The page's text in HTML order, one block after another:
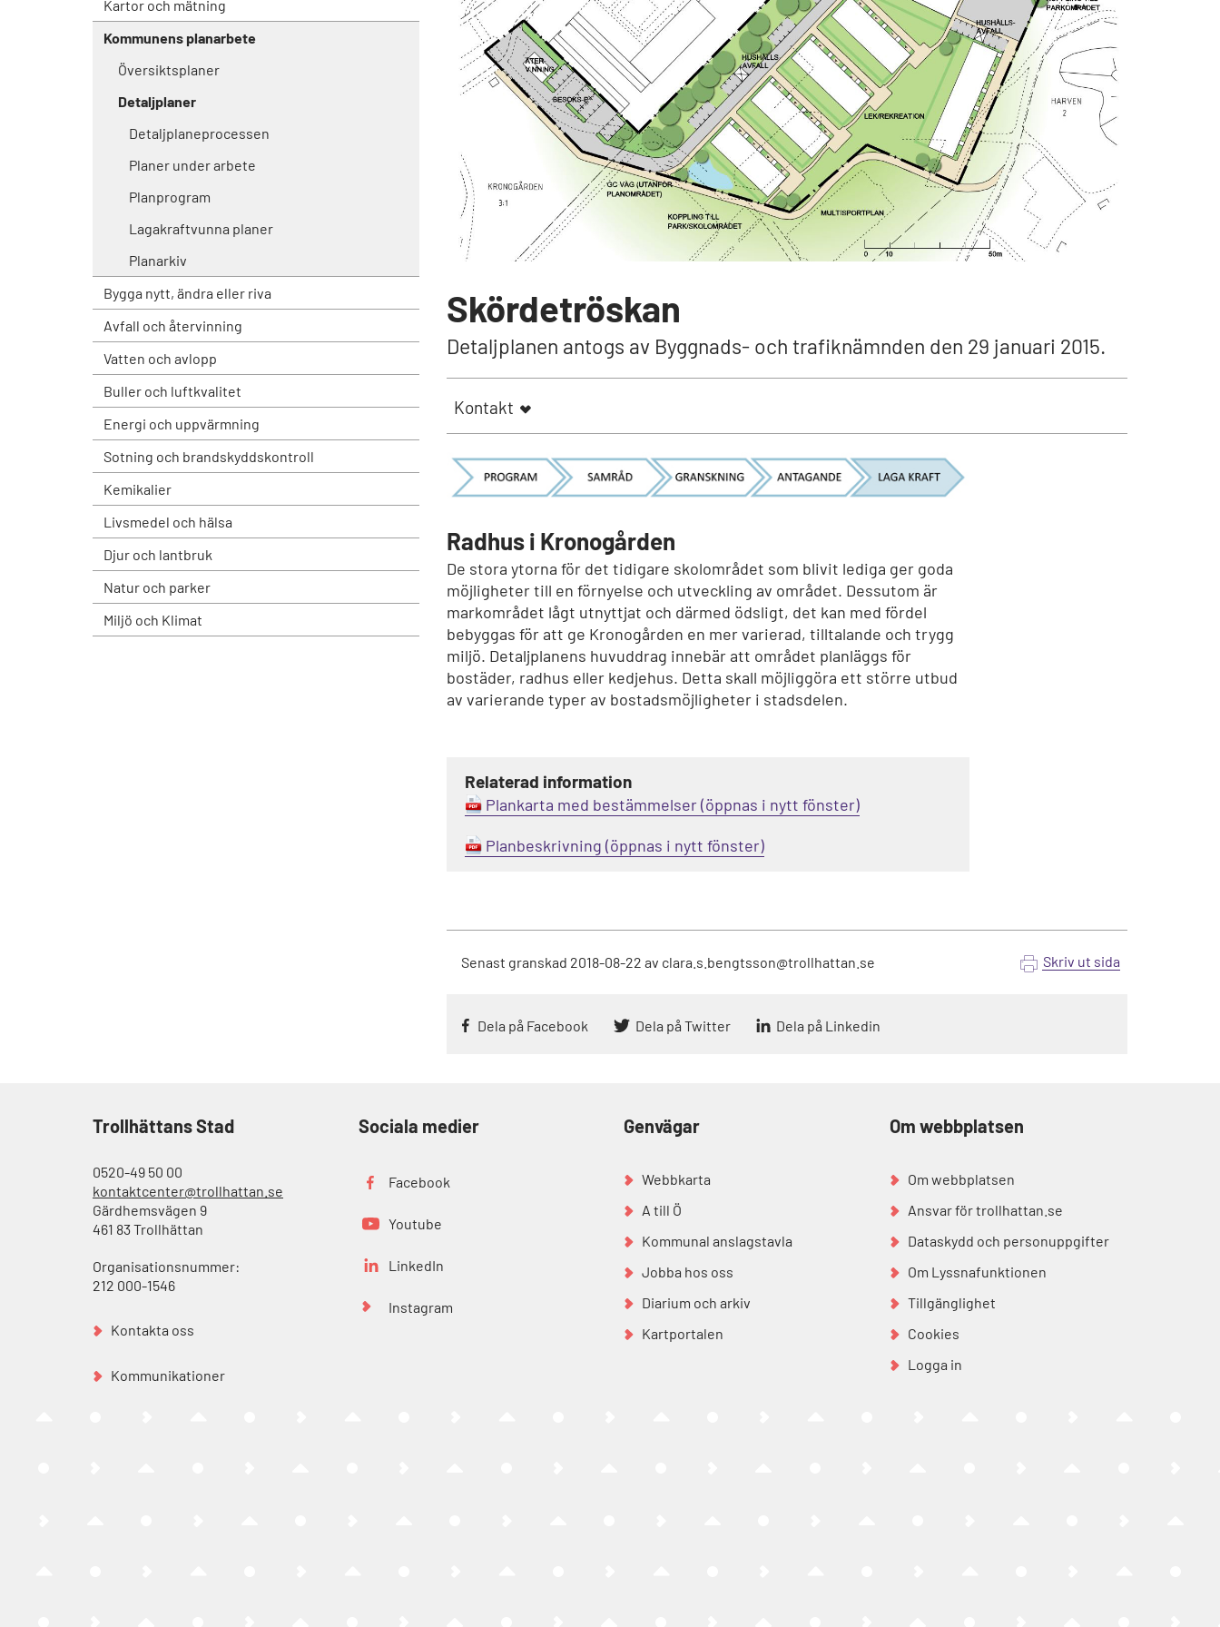
Kartor och mätning
Kommunens planarbete
Översiktsplaner
Detaljplaner
Detaljplaneprocessen
Planer under arbete
Planprogram
Lagakraftvunna planer
Planarkiv
Bygga nytt, ändra eller riva
Avfall och återvinning
Vatten och avlopp
Buller och luftkvalitet
Energi och uppvärmning
Sotning och brandskyddskontroll
Kemikalier
Livsmedel och hälsa
Djur och lantbruk
Natur och parker
Miljö och Klimat
Skördetröskan
Detaljplanen antogs av Byggnads- och trafiknämnden den 29 januari 2015.
Kontakt
Radhus i Kronogården
De stora ytorna för det tidigare skolområdet som blivit lediga ger goda
möjligheter till en förnyelse och utveckling av området. Dessutom är
markområdet lågt utnyttjat och därmed ödsligt, det kan med fördel
bebyggas för att ge Kronogården en mer varierad, tilltalande och trygg
miljö. Detaljplanens huvuddrag innebär att området planläggs för
bostäder, radhus eller kedjehus. Detta skall möjliggöra ett större utbud
av varierande typer av bostadsmöjligheter i stadsdelen.
Relaterad information
Plankarta med bestämmelser
Planbeskrivning
Senast granskad 2018-08-22 av clara.s.bengtsson@trollhattan.se Skriv ut sida
Dela på Facebook Dela på Twitter Dela på Linkedin
Trollhättans Stad
0520-49 50 00
kontaktcenter@trollhattan.se
Gärdhemsvägen 9
461 83 Trollhättan
Organisationsnummer:
212 000-1546
Kontakta oss
Kommunikationer
Sociala medier
Facebook
Youtube
LinkedIn
Instagram
Genvägar
Webbkarta
A till Ö
Kommunal anslagstavla
Jobba hos oss
Diarium och arkiv
Kartportalen
Om webbplatsen
Om webbplatsen
Ansvar för trollhattan.se
Dataskydd och personuppgifter
Om Lyssnafunktionen
Tillgänglighet
Cookies
Logga in